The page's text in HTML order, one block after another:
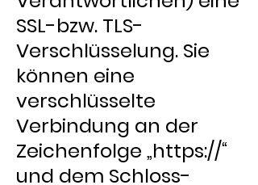
SSL-bzw. TLS-
Verschlüsselung. Sie
können eine
verschlüsselte
Verbindung an der
Zeichenfolge „https://“
und dem Schloss-